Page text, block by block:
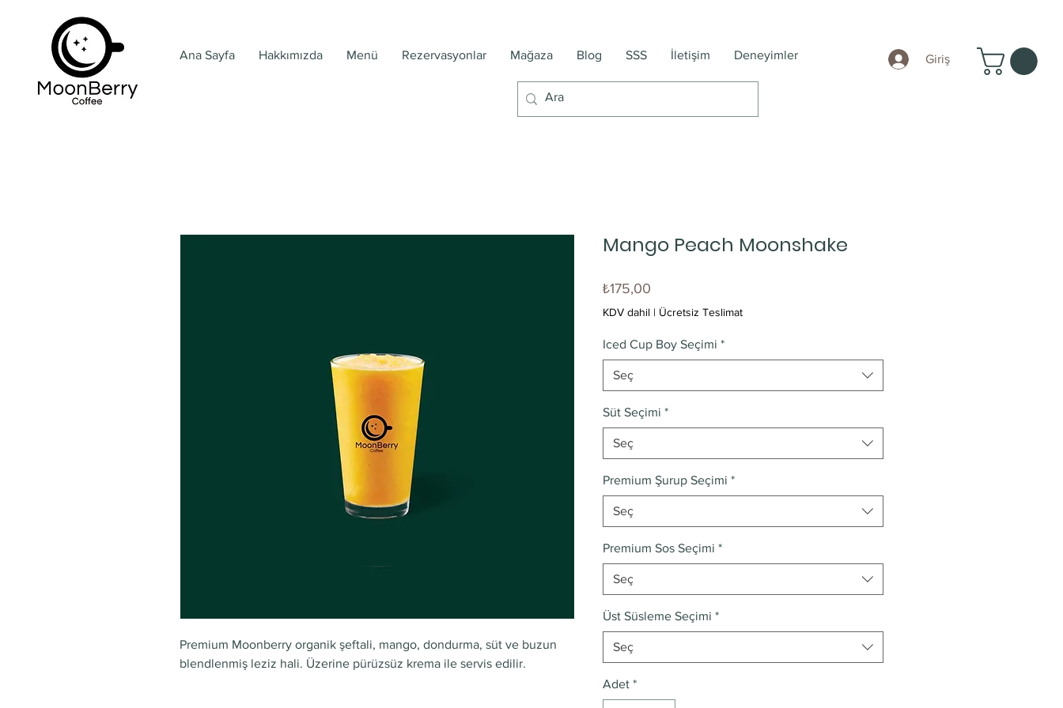
Ana Sayfa Hakkımızda Menü Rezervasyonlar Mağaza Blog SSS İletişim Deneyimler Giriş
Premium Moonberry organik şeftali, mango, dondurma, süt ve buzun
blendlenmiş leziz hali. Üzerine pürüzsüz krema ile servis edilir.
Mango Peach Moonshake
₺175,00
KDV dahil | Ücretsiz Teslimat
Iced Cup Boy Seçimi *
Seç
Süt Seçimi *
Seç
Premium Şurup Seçimi *
Seç
Premium Sos Seçimi *
Seç
Üst Süsleme Seçimi *
Seç
Adet *